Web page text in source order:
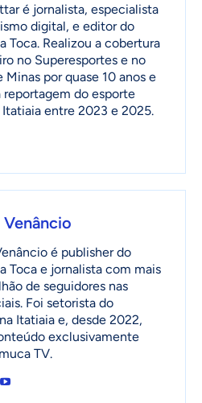
é jornalista, especialista
digital, e editor do
Toca. Realizou a cobertura
no Superesportes e no
Minas por quase 10 anos e
do esporte
entre 2023 e 2025.
Venâncio
é publisher do
Toca e jornalista com mais
de seguidores nas
Foi setorista do
Itatiaia e, desde 2022,
exclusivamente
TV.